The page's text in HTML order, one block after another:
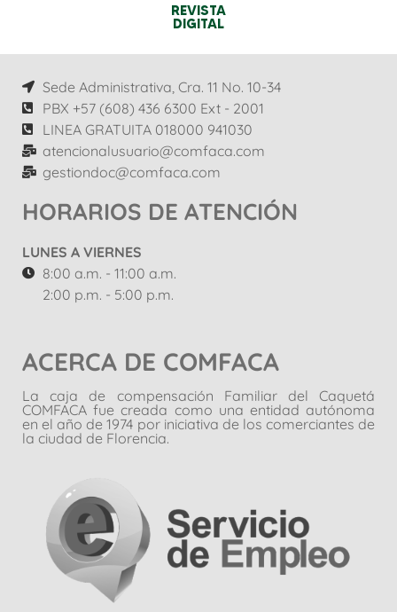
REVISTA
DIGITAL
Sede Administrativa, Cra. 11 No. 10-34
PBX +57 (608) 436 6300 Ext - 2001
LINEA GRATUITA 018000 941030
atencionalusuario@comfaca.com
gestiondoc@comfaca.com
HORARIOS DE ATENCIÓN
LUNES A VIERNES
8:00 a.m. - 11:00 a.m.
2:00 p.m. - 5:00 p.m.
ACERCA DE COMFACA
La caja de compensación Familiar del Caquetá
COMFACA fue creada como una entidad autónoma
en el año de 1974 por iniciativa de los comerciantes de
la ciudad de Florencia.